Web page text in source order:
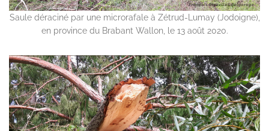
Saule déraciné par une microrafale à Zétrud-Lumay (Jodoigne),
en province du Brabant Wallon, le 13 août 2020.